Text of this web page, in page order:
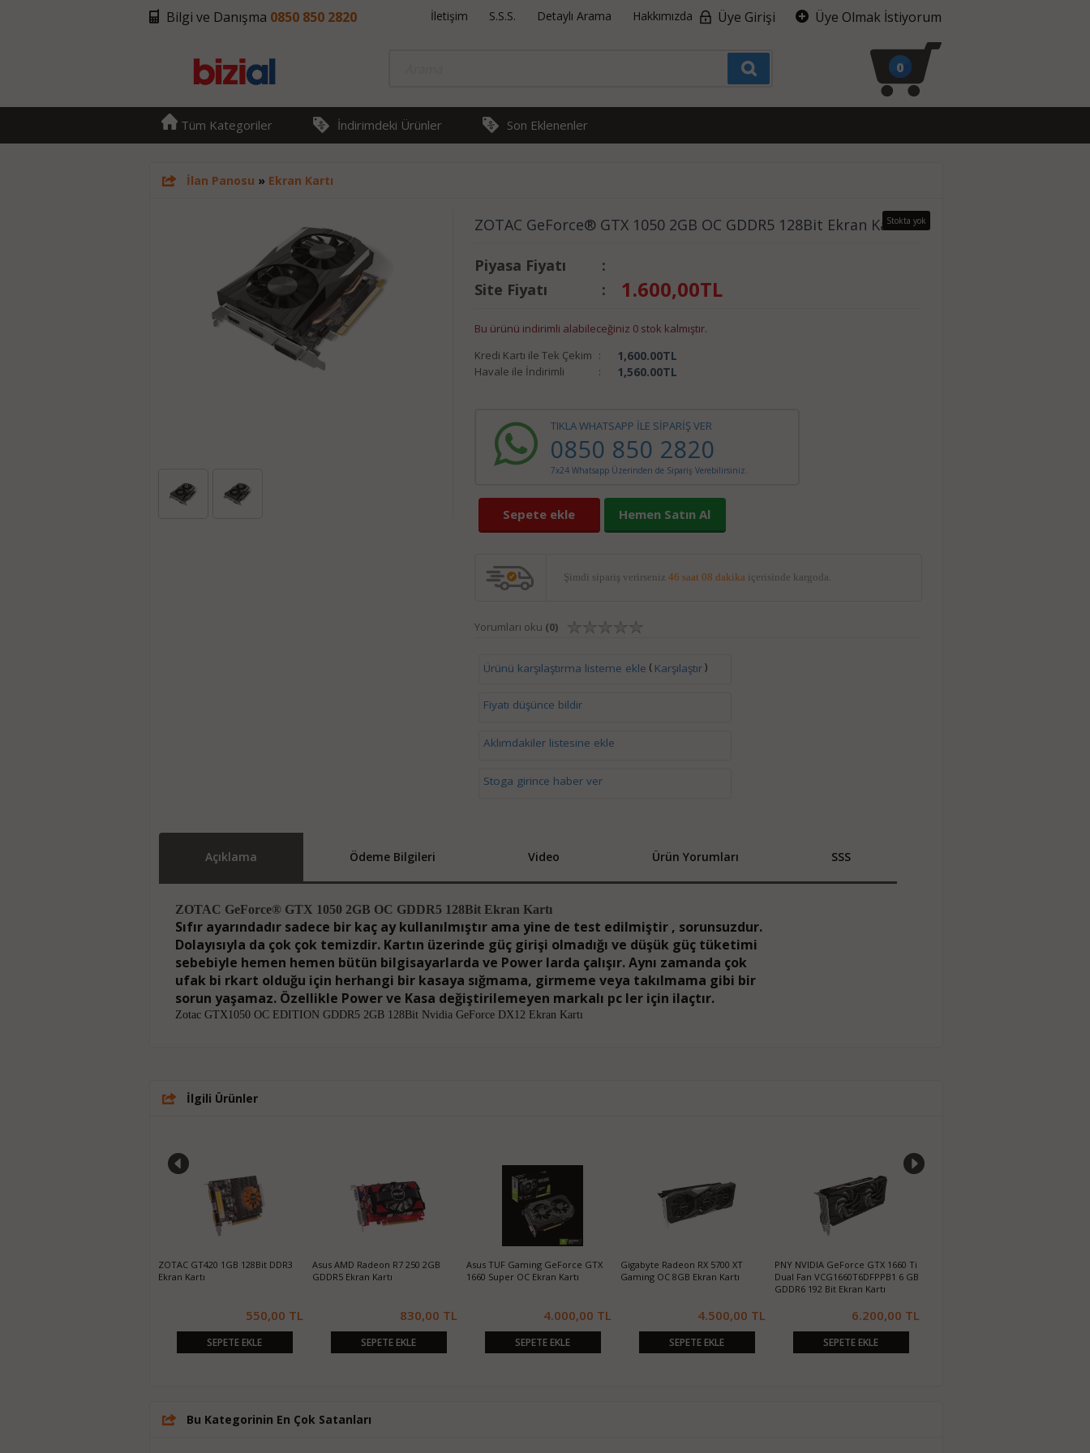
Bilgi ve Danışma 0850 850 2820 İletişim S.S.S. Detaylı Arama Hakkımızda Üye Girişi Üye Olmak İstiyorum
0
Tüm Kategoriler İndirimdeki Ürünler Son Eklenenler
İlan Panosu » Ekran Kartı
Stokta yok
ZOTAC GeForce® GTX 1050 2GB OC GDDR5 128Bit Ekran Kartı
Piyasa Fiyatı
:
Site Fiyatı
: 1.600,00TL
Bu ürünü indirimli alabileceğiniz 0 stok kalmıştır.
Kredi Kartı ile Tek Çekim : 1,600.00TL
Havale ile İndirimli : 1,560.00TL
TIKLA WHATSAPP İLE SİPARİŞ VER
0850 850 2820
7x24 Whatsapp Üzerinden de Sipariş Verebilirsiniz.
Sepete ekle Hemen Satın Al
Şimdi sipariş verirseniz 46 saat 08 dakika içerisinde kargoda.
Yorumları oku (0)
Ürünü karşılaştırma listeme ekle ( Karşılaştır)
Fiyatı düşünce bildir
Aklımdakiler listesine ekle
Stoga girince haber ver
Açıklama Ödeme Bilgileri Video Ürün Yorumları SSS
ZOTAC GeForce® GTX 1050 2GB OC GDDR5 128Bit Ekran Kartı
Sıfır ayarındadır sadece bir kaç ay kullanılmıştır ama yine de test edilmiştir , sorunsuzdur.
Dolayısıyla da çok çok temizdir. Kartın üzerinde güç girişi olmadığı ve düşük güç tüketimi
sebebiyle hemen hemen bütün bilgisayarlarda ve Power larda çalışır. Aynı zamanda çok
ufak bi rkart olduğu için herhangi bir kasaya sığmama, girmeme veya takılmama gibi bir
sorun yaşamaz. Özellikle Power ve Kasa değiştirilemeyen markalı pc ler için ilaçtır.
Zotac GTX1050 OC EDITION GDDR5 2GB 128Bit Nvidia GeForce DX12 Ekran Kartı
İlgili Ürünler
ZOTAC GT420 1GB 128Bit DDR3
Ekran Kartı
550,00 TL
SEPETE EKLE
Asus AMD Radeon R7 250 2GB
GDDR5 Ekran Kartı
830,00 TL
SEPETE EKLE
Asus TUF Gaming GeForce GTX
1660 Super OC Ekran Kartı
4.000,00 TL
SEPETE EKLE
Gigabyte Radeon RX 5700 XT
Gaming OC 8GB Ekran Kartı
4.500,00 TL
SEPETE EKLE
PNY NVIDIA GeForce GTX 1660 Ti
Dual Fan VCG1660T6DFPPB1 6 GB
GDDR6 192 Bit Ekran Kartı
6.200,00 TL
SEPETE EKLE
Bu Kategorinin En Çok Satanları